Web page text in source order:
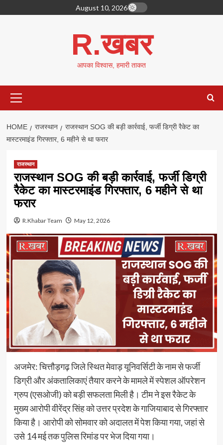
to
August 10, 2026
R.खबर
आपका विश्वास, हमारी ताकत
Menu
HOME राजस्थान
राजस्थान SOG की बड़ी कार्रवाई, फर्जी डिग्री रैकेट का
मास्टरमाइंड गिरफ्तार, 6 महीने से था फरार
राजस्थान
राजस्थान SOG की बड़ी कार्रवाई, फर्जी डिग्री
रैकेट का मास्टरमाइंड गिरफ्तार, 6 महीने से था
फरार
R.Khabar Team May 12, 2026
अजमेर: चित्तौड़गढ़ जिले स्थित मेवाड़ यूनिवर्सिटी के नाम से फर्जी
डिग्री और अंकतालिकाएं तैयार करने के मामले में स्पेशल ऑपरेशन
ग्रुप (एसओजी) को बड़ी सफलता मिली है। टीम ने इस रैकेट के
मुख्य आरोपी वीरेंद्र सिंह को उत्तर प्रदेश के गाजियाबाद से गिरफ्तार
किया है। आरोपी को सोमवार को अदालत में पेश किया गया, जहां से
उसे 14 मई तक पुलिस रिमांड पर भेज दिया गया।